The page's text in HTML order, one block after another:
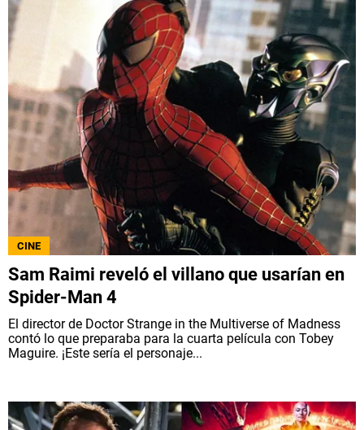
CINE
Sam Raimi reveló el villano que usarían en
Spider-Man 4
El director de Doctor Strange in the Multiverse of Madness
contó lo que preparaba para la cuarta película con Tobey
Maguire. ¡Este sería el personaje...